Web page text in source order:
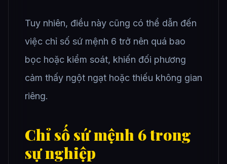
Tuy nhiên, điều này cũng có thể dẫn đến
việc chỉ số sứ mệnh 6 trở nên quá bao
bọc hoặc kiểm soát, khiến đối phương
cảm thấy ngột ngạt hoặc thiếu không gian
riêng.
Chỉ số sứ mệnh 6 trong
sự nghiệp